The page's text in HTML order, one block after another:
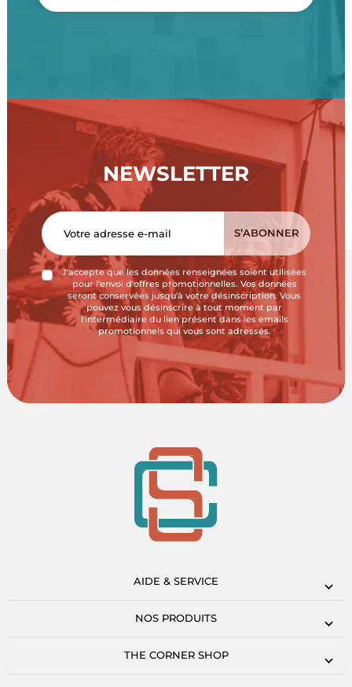
NEWSLETTER
J'accepte que les données renseignées soient utilisées
pour l'envoi d'offres promotionnelles. Vos données
seront conservées jusqu'à votre désinscription. Vous
pouvez vous désinscrire à tout moment par
l'intermédiaire du lien présent dans les emails
promotionnels qui vous sont adressés.
AIDE & SERVICE
NOS PRODUITS
THE CORNER SHOP